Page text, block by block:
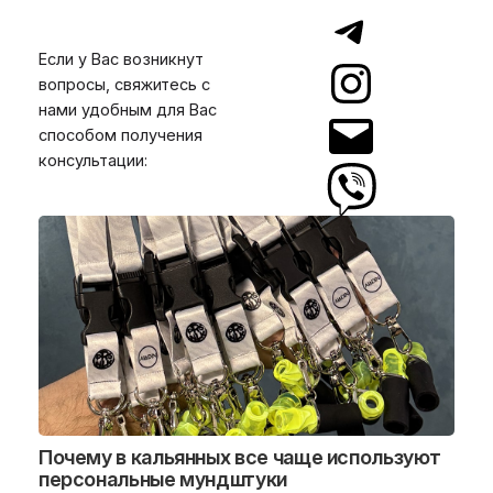
Если у Вас возникнут
вопросы, свяжитесь с
нами удобным для Вас
способом получения
консультации:
Почему в кальянных все чаще используют
персональные мундштуки